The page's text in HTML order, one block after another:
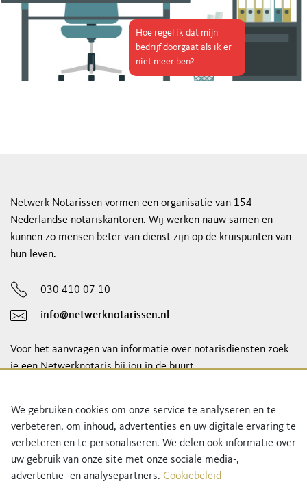
We gebruiken cookies om onze service te analyseren en te
verbeteren, om inhoud, advertenties en uw digitale ervaring te
verbeteren en te personaliseren. We delen ook informatie over
uw gebruik van onze site met onze sociale media-,
advertentie- en analysepartners. Cookiebeleid
Hoe regel ik dat mijn
bedrijf doorgaat als ik er
niet meer ben?
Netwerk Notarissen vormen een organisatie van 154
Nederlandse notariskantoren. Wij werken nauw samen en
kunnen zo mensen beter van dienst zijn op de kruispunten van
hun leven.
030 410 07 10
info@netwerknotarissen.nl
Voor het aanvragen van informatie over notarisdiensten zoek
je een Netwerknotaris bij jou in de buurt.
notaris vinden
Schrijf je in voor onze nieuwsbrief!